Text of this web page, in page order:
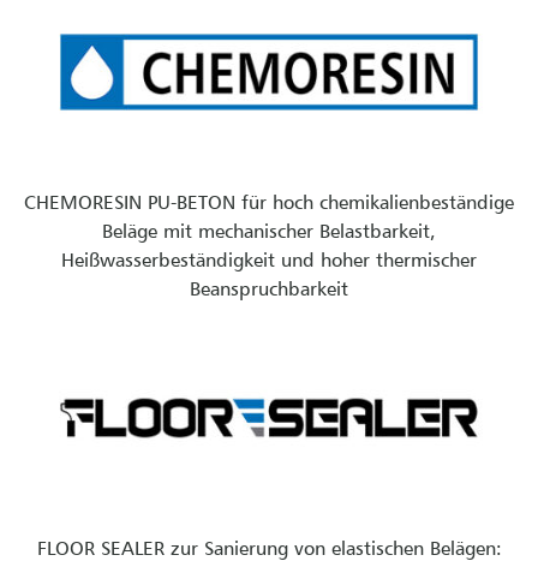
CHEMORESIN PU-BETON für hoch chemikalienbeständige
Beläge mit mechanischer Belastbarkeit,
Heißwasserbeständigkeit und hoher thermischer
Beanspruchbarkeit
FLOOR SEALER zur Sanierung von elastischen Belägen: